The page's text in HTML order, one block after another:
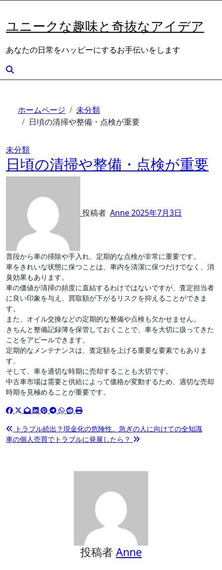
を
キ
ッ
プ
ユニークな趣味と奇抜なアイデア
あなたの日常をハッピーにするお手伝いをします
ホームページ
未分類
日頃の清掃や整備・点検が重要
未分類
日頃の清掃や整備・点検が重要
投稿者 Anne2025年7月3日
普段から車の掃除や手入れ、定期的な点検が非常に重要です。
車をきれいな状態に保つことは、車内を清潔に保つだけでなく、消
臭効果もあります。
車の価値が清掃の頻度に直結するわけではないですが、査定担当者
に良い印象を与え、買取額が下がるリスクを抑えることができま
す。
また、オイル交換などの定期的な整備や点検も欠かせません。
きちんと整備記録簿を保管しておくことで、車を大切に扱ってきた
ことをアピールできます。
定期的なメンテナンスは、査定額を上げる重要な要素でもありま
す。
そして、車を適切な時期に売却することも大切です。
中古車市場は需要と供給によって価格が変動するため、適切な売却
時期を見極めることが重要です。
投
稿
トラブル続出？現金化の危険性、急ぎの人に向けての全知識
車の個人売買でトラブルに発展したら？
投稿者 Anne